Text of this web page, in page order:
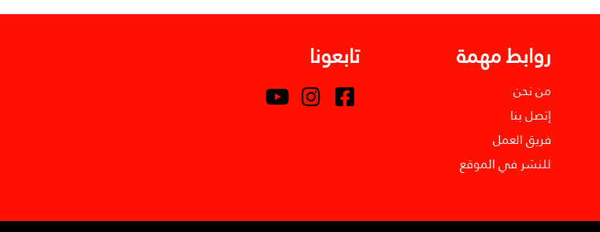
روابط مهمة
من نحن
إتصل بنا
فريق العمل
للنشر في الموقع
تابعونا